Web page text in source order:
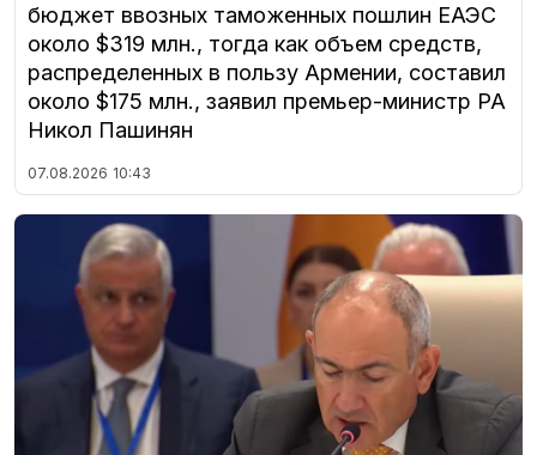
бюджет ввозных таможенных пошлин ЕАЭС
около $319 млн., тогда как объем средств,
распределенных в пользу Армении, составил
около $175 млн., заявил премьер-министр РА
Никол Пашинян
07.08.2026 10:43